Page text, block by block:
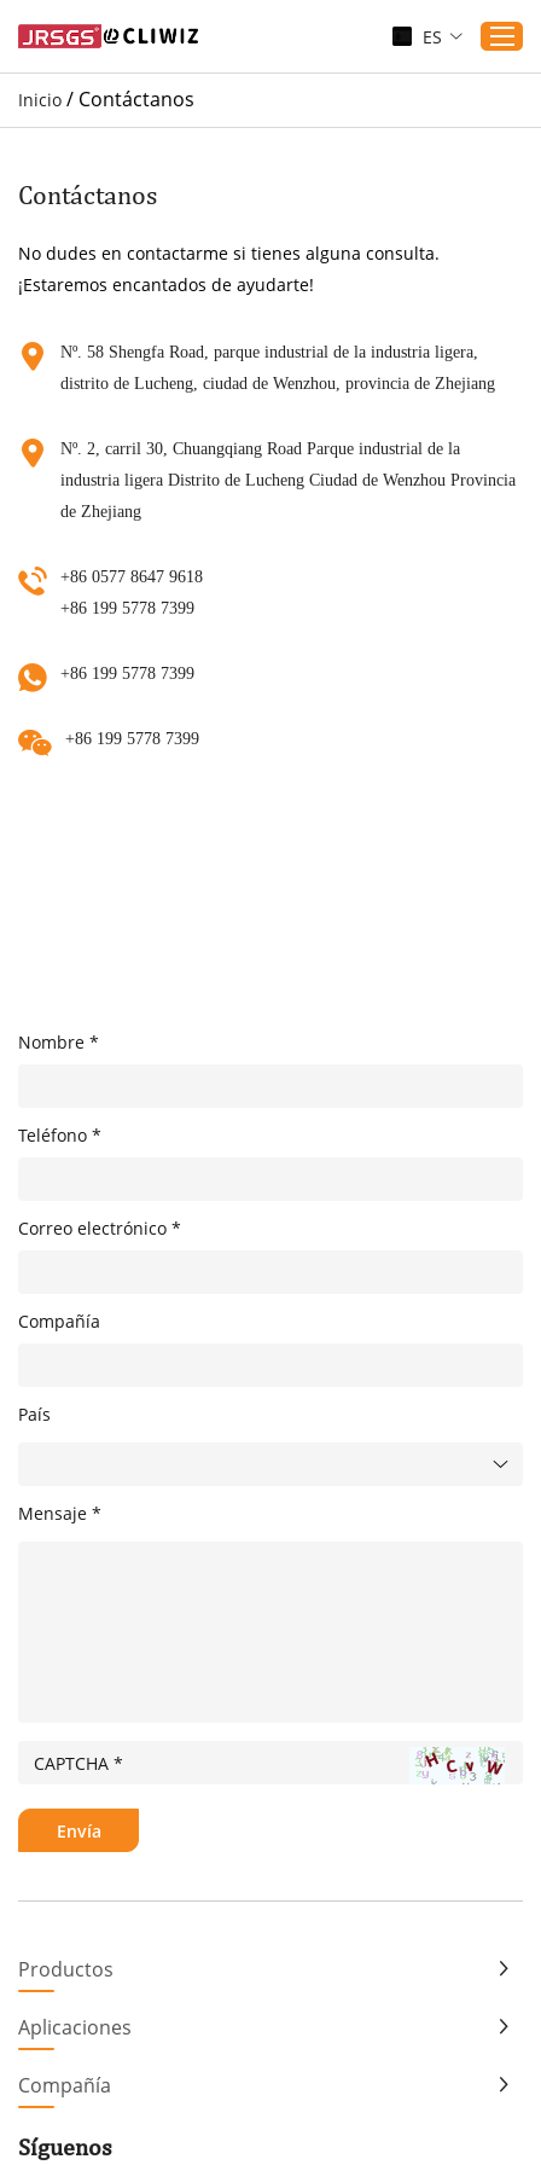
Sustenibilidad
Blogs
Sobre nosotros
ES
Inicio / Contáctanos
Contáctanos
No dudes en contactarme si tienes alguna consulta.
¡Estaremos encantados de ayudarte!
Nº. 58 Shengfa Road, parque industrial de la industria ligera,
distrito de Lucheng, ciudad de Wenzhou, provincia de Zhejiang
Nº. 2, carril 30, Chuangqiang Road Parque industrial de la
industria ligera Distrito de Lucheng Ciudad de Wenzhou Provincia
de Zhejiang
+86 0577 8647 9618
+86 199 5778 7399
+86 199 5778 7399
+86 199 5778 7399
Nombre *
Teléfono *
Correo electrónico *
Compañía
País
Mensaje *
Síguenos
Productos
Aplicaciones
Compañía